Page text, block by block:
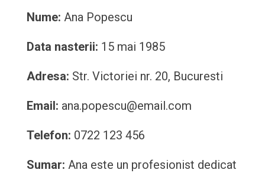
Nume: Ana Popescu
Data nasterii: 15 mai 1985
Adresa: Str. Victoriei nr. 20, Bucuresti
Email: ana.popescu@email.com
Telefon: 0722 123 456
Sumar: Ana este un profesionist dedicat